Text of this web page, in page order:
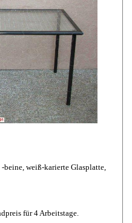
beine, weiß-karierte Glasplatte,
für 4 Arbeitstage.